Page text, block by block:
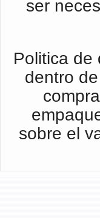
ser
Politica de
dentro
sobre el